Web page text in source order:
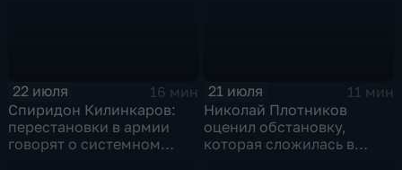
22 июля
16 мин
Спиридон Килинкаров:
перестановки в армии
говорят о системном
21 июля
11 мин
Николай Плотников
оценил обстановку,
которая сложилась в